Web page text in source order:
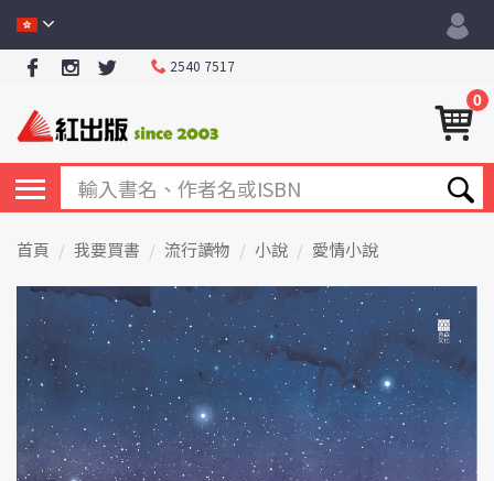
2540 7517
0
首頁 我要買書 流行讀物 小說 愛情小說